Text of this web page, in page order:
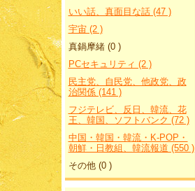
いい話、真面目な話 (47 )
宇宙 (2 )
真鍋摩緒 (0 )
PCセキュリティ (2 )
民主党、自民党、他政党、政
治関係 (141 )
フジテレビ、反日、韓流、花
王、韓国、ソフトバンク (72 )
中国・韓国・韓流・K-POP・
朝鮮・日教組、韓流報道 (550 )
その他 (0 )